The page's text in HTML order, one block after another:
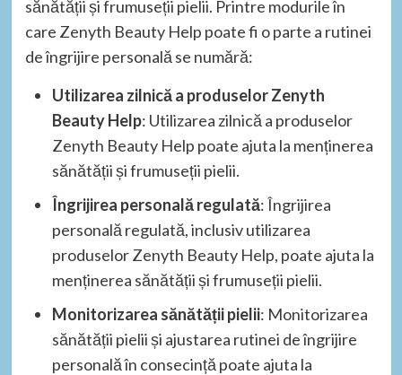
sănătății și frumuseții pielii. Printre modurile în
care Zenyth Beauty Help poate fi o parte a rutinei
de îngrijire personală se numără:
Utilizarea zilnică a produselor Zenyth
Beauty Help: Utilizarea zilnică a produselor
Zenyth Beauty Help poate ajuta la menținerea
sănătății și frumuseții pielii.
Îngrijirea personală regulată: Îngrijirea
personală regulată, inclusiv utilizarea
produselor Zenyth Beauty Help, poate ajuta la
menținerea sănătății și frumuseții pielii.
Monitorizarea sănătății pielii: Monitorizarea
sănătății pielii și ajustarea rutinei de îngrijire
personală în consecință poate ajuta la